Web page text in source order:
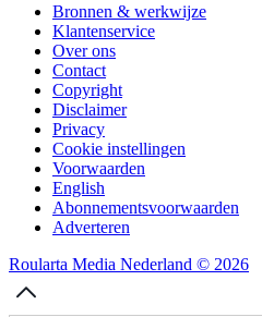
Bronnen & werkwijze
Klantenservice
Over ons
Contact
Copyright
Disclaimer
Privacy
Cookie instellingen
Voorwaarden
English
Abonnementsvoorwaarden
Adverteren
Roularta Media Nederland © 2026